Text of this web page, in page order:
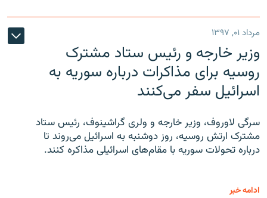
مرداد ۰۱, ۱۳۹۷
وزیر خارجه و رئیس‌ ستاد مشترک
روسیه برای مذاکرات درباره سوریه به
اسرائیل سفر می‌کنند
سرگی لاوروف، وزیر خارجه و ولری گراشینوف، رئیس ستاد
مشترک ارتش روسیه، روز دوشنبه به اسرائیل می‌روند تا
درباره تحولات سوریه با مقام‌های اسرائیلی مذاکره کنند.
ادامه خبر